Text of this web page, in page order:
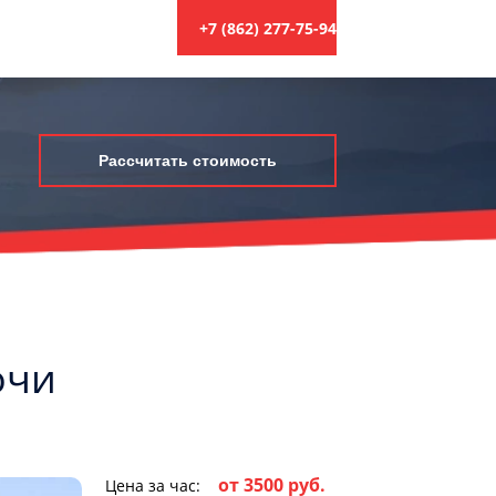
+7 (862) 277-75-94
Рассчитать стоимость
Цена за час: от 3500 руб.